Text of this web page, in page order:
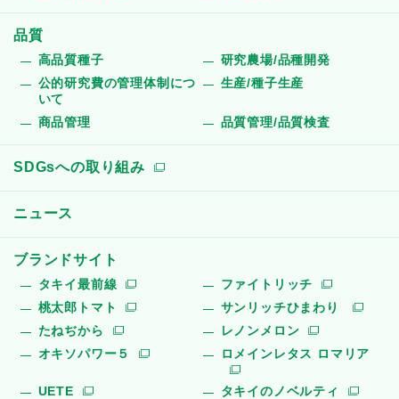
品質
高品質種子
研究農場/品種開発
公的研究費の管理体制につ
いて
生産/種子生産
商品管理 品質管理/品質検査
SDGsへの取り組み
ニュース
ブランドサイト
タキイ最前線
ファイトリッチ
桃太郎トマト
サンリッチひまわり
たねぢから
レノンメロン
オキソパワー５
ロメインレタス ロマリア
UETE タキイのノベルティ